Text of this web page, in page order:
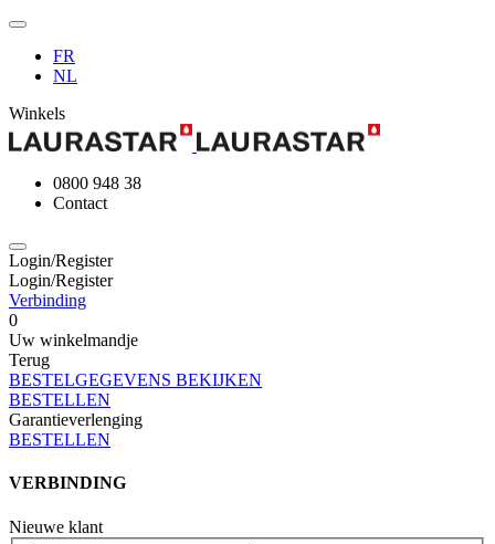
FR
NL
Winkels
0800 948 38
Contact
Login/Register
Login/Register
Verbinding
0
Uw winkelmandje
Terug
BESTELGEGEVENS BEKIJKEN
BESTELLEN
Garantieverlenging
BESTELLEN
VERBINDING
Nieuwe klant